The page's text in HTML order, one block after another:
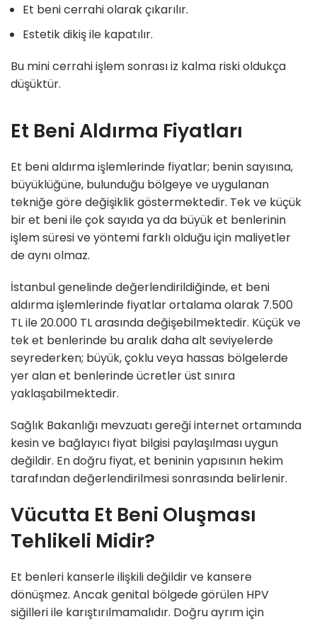
Et beni cerrahi olarak çıkarılır.
Estetik dikiş ile kapatılır.
Bu mini cerrahi işlem sonrası iz kalma riski oldukça
düşüktür.
Et Beni Aldırma Fiyatları
Et beni aldırma işlemlerinde fiyatlar; benin sayısına,
büyüklüğüne, bulunduğu bölgeye ve uygulanan
tekniğe göre değişiklik göstermektedir. Tek ve küçük
bir et beni ile çok sayıda ya da büyük et benlerinin
işlem süresi ve yöntemi farklı olduğu için maliyetler
de aynı olmaz.
İstanbul genelinde değerlendirildiğinde, et beni
aldırma işlemlerinde fiyatlar ortalama olarak 7.500
TL ile 20.000 TL arasında değişebilmektedir. Küçük ve
tek et benlerinde bu aralık daha alt seviyelerde
seyrederken; büyük, çoklu veya hassas bölgelerde
yer alan et benlerinde ücretler üst sınıra
yaklaşabilmektedir.
Sağlık Bakanlığı mevzuatı gereği internet ortamında
kesin ve bağlayıcı fiyat bilgisi paylaşılması uygun
değildir. En doğru fiyat, et beninin yapısının hekim
tarafından değerlendirilmesi sonrasında belirlenir.
Vücutta Et Beni Oluşması
Tehlikeli Midir?
Et benleri kanserle ilişkili değildir ve kansere
dönüşmez. Ancak genital bölgede görülen HPV
siğilleri ile karıştırılmamalıdır. Doğru ayrım için